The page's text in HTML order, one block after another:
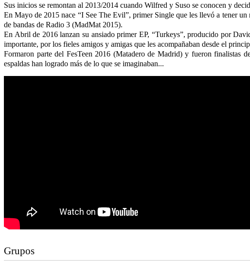
Sus inicios se remontan al 2013/2014 cuando Wilfred y Suso se conocen y
En Mayo de 2015 nace “I See The Evil”, primer Single que les llevó a tener
de bandas de Radio 3 (MadMat 2015).
En Abril de 2016 lanzan su ansiado primer EP, “Turkeys”, producido por
importante, por los fieles amigos y amigas que les acompañaban desde el
Formaron parte del FesTeen 2016 (Matadero de Madrid) y fueron finalistas
espaldas han logrado más de lo que se imaginaban...
Grupos